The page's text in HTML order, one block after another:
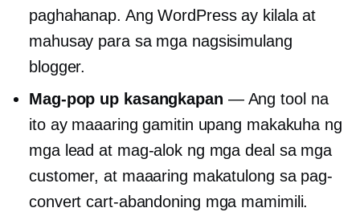
paghahanap. Ang WordPress ay kilala at
mahusay para sa mga nagsisimulang
blogger.
Mag-pop up kasangkapan — Ang tool na
ito ay maaaring gamitin upang makakuha ng
mga lead at mag-alok ng mga deal sa mga
customer, at maaaring makatulong sa pag-
convertcart-abandoning mga mamimili.